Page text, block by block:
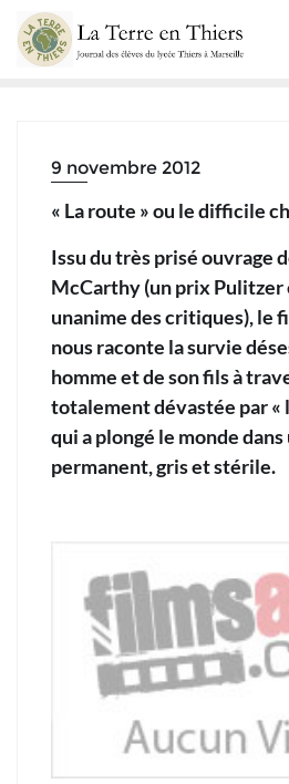
Skip
content
9 novembre 2012
« La route » ou le difficile
Issu du très prisé ouvrage
McCarthy (un prix Pulitzer
unanime des critiques), le
nous raconte la survie
homme et de son fils à
totalement dévastée par «
qui a plongé le monde
permanent, gris et stérile.